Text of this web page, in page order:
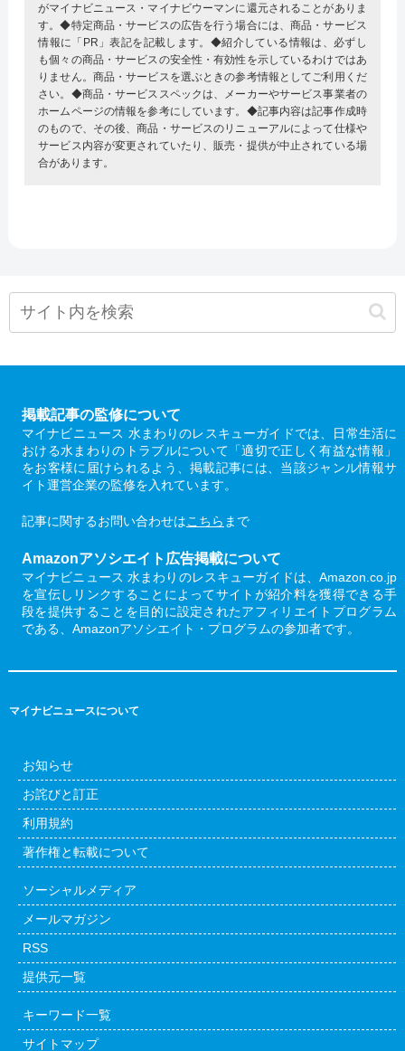
がマイナビニュース・マイナビウーマンに還元されることがありま
す。◆特定商品・サービスの広告を行う場合には、商品・サービス
情報に「PR」表記を記載します。◆紹介している情報は、必ずし
も個々の商品・サービスの安全性・有効性を示しているわけではあ
りません。商品・サービスを選ぶときの参考情報としてご利用くだ
さい。◆商品・サービススペックは、メーカーやサービス事業者の
ホームページの情報を参考にしています。◆記事内容は記事作成時
のもので、その後、商品・サービスのリニューアルによって仕様や
サービス内容が変更されていたり、販売・提供が中止されている場
合があります。
掲載記事の監修について
マイナビニュース 水まわりのレスキューガイドでは、日常生活に
おける水まわりのトラブルについて「適切で正しく有益な情報」
をお客様に届けられるよう、掲載記事には、当該ジャンル情報サ
イト運営企業の監修を入れています。
記事に関するお問い合わせはこちら まで
Amazonアソシエイト広告掲載について
マイナビニュース 水まわりのレスキューガイドは、Amazon.co.jp
を宣伝しリンクすることによってサイトが紹介料を獲得できる手
段を提供することを目的に設定されたアフィリエイトプログラム
である、Amazonアソシエイト・プログラムの参加者です。
マイナビニュースについて
お知らせ
お詫びと訂正
利用規約
著作権と転載について
ソーシャルメディア
メールマガジン
RSS
提供元一覧
キーワード一覧
サイトマップ